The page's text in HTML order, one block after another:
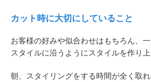
カット時に大切にしていること
お客様の好みや似合わせはもちろん、
スタイルに沿うようにスタイルを作り上
朝、スタイリングをする時間が全く取